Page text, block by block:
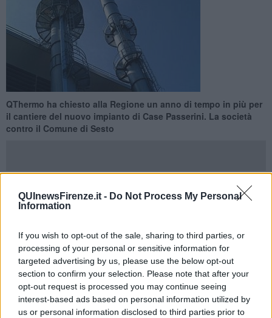
QUInewsFirenze.it - Do Not Process My Personal
Information
If you wish to opt-out of the sale, sharing to third parties, or
processing of your personal or sensitive information for
targeted advertising by us, please use the below opt-out
section to confirm your selection. Please note that after your
opt-out request is processed you may continue seeing
interest-based ads based on personal information utilized by
us or personal information disclosed to third parties prior to
QThermo ha chiesto alla Regione un anno di tempo in più per
il cantiere del nuovo impianto di Case Passerini. La società
contro il Comune di Sesto
SESTO FIORENTINO —
La proroga riguarda la validità
concessione di tempo in più per cominciare i lavori, spiega la
società incaricata di costruire l'impianto, l'autorizzazione
scadrebbe.
Le ragioni della richiesta stanno nel "ritardo all'inizio dell'intervento
di costruzione dell'impianto causato dal teatro messo in piedi dal
Comune di Sesto Fiorentino", ha spiegato il presidente del cda di
QThermo Giorgio Moretti.